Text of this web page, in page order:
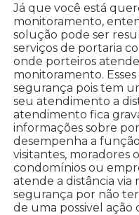
Já que você está
monitoramento,
solução pode ser
serviços de portaria
onde porteiros
monitoramento.
segurança pois tem
seu atendimento a
atendimento fica
informações sobre
desempenha a
visitantes, moradores
condomínios ou
atende a distância via
segurança por não
de uma possivel ação